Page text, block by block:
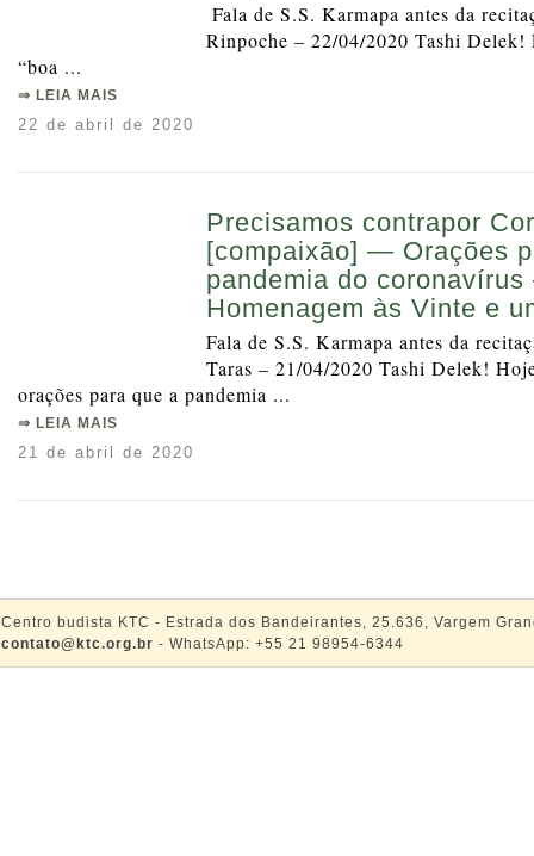
Fala de S.S. Karmapa antes da
Rinpoche – 22/04/2020 Tashi
“boa ...
⇒ LEIA MAIS
22 de abril de 2020
Precisamos contrapor
[compaixão] — Orações
pandemia do coronavírus
Homenagem às Vinte e
Fala de S.S. Karmapa antes da
Taras – 21/04/2020 Tashi Delek!
orações para que a pandemia ...
⇒ LEIA MAIS
21 de abril de 2020
Centro budista KTC - Estrada dos Bandeirantes, 25.636, Vargem
contato@ktc.org.br - WhatsApp: +55 21 98954-6344